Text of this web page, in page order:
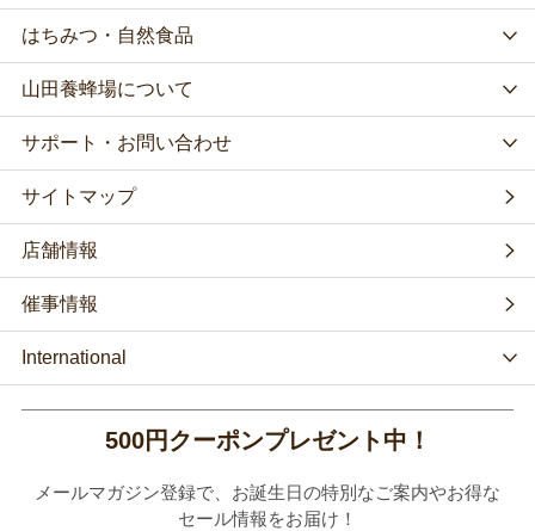
はちみつ・自然食品
山田養蜂場について
サポート・お問い合わせ
サイトマップ
店舗情報
催事情報
International
500円クーポンプレゼント中！
メールマガジン登録で、お誕生日の特別なご案内やお得な
セール情報をお届け！